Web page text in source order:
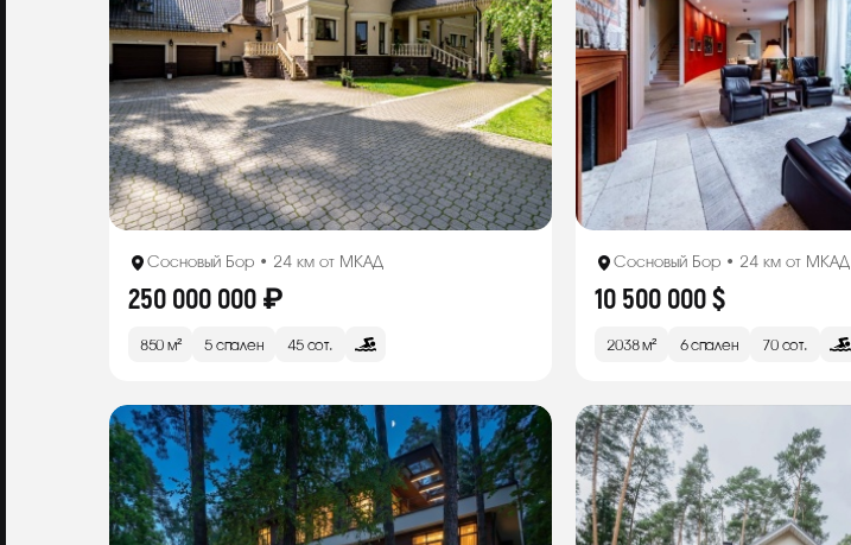
Сосновый Бор • 24 км от МКАД
250 000 000 ₽
850 м² 5 спален 45 сот.
Сосновый Бор • 24 км от МКАД
10 500 000 $
2038 м² 6 спален 70 сот.